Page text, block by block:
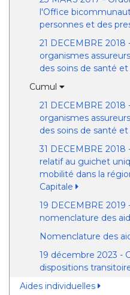
l'Office
personnes et des
21 DECEMBRE
organismes
des soins de santé
Cumul
21 DECEMBRE
organismes
des soins de santé
31 DECEMBRE
relatif au guichet
mobilité dans la
Capitale
19 DECEMBRE
nomenclature des
Nomenclature des
19 décembre 2023 -
dispositions
Aides individuelles